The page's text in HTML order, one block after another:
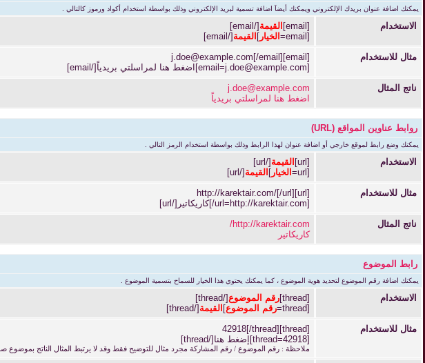
يمكنك اضافة عنوان بريدك الإلكتروني ويمكنك أيضآ اضافة تسمية لبريد الإلكتروني وذلك بواسطة استخدام أكواد ورموز كالتالي .
الاستخدام [email] القيمة [/email]
[email=
الخيار] القيمة [/email]
مثال للاستخدام
[email]
j.doe@example.com
[/email]
[
email=j.doe@example.com]اضغط هنا لمراسلتي بريدياً[/email]
ناتج المثال
j.doe@example.com
اضغط هنا لمراسلتي بريدياً
روابط عناوين المواقع (URL)
يمكنك وضع رابط لموقع خارجي أو اضافة عنوان لهذا الرابط وذلك بواسطة استخدام الرمز التالي .
الاستخدام [url] القيمة [/url]
[url=
الخيار] القيمة [/url]
مثال للاستخدام
[url]http://karektair.com/[/url]
[url=http://karektair.com/]كاريكاتير[/url]
ناتج المثال
http://karektair.com/
كاريكاتير
رابط الموضوع
يمكنك اضافة رقم الموضوع لتحديد هوية الموضوع ، كما يمكنك يحتوي هذا الخيار للسماح بتسمية الموضوع .
الاستخدام [thread] رقم الموضوع[/thread]
[thread=
رقم الموضوع] القيمة [/thread]
مثال للاستخدام
[thread]42918[/thread]
[thread=42918]إضغط هنا[/thread]
ملاحظة : رقم الموضوع / رقم المشاركة مجرد مثال للتوضيح فقط وقد لا يرتبط المثال الناتج بموضوع